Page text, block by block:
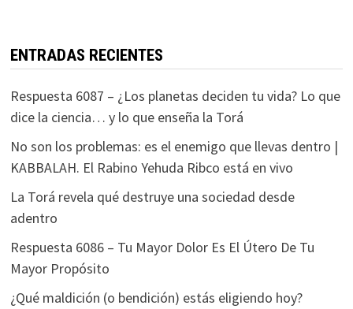
ENTRADAS RECIENTES
Respuesta 6087 – ¿Los planetas deciden tu vida? Lo que
dice la ciencia… y lo que enseña la Torá
No son los problemas: es el enemigo que llevas dentro |
KABBALAH. El Rabino Yehuda Ribco está en vivo
La Torá revela qué destruye una sociedad desde
adentro
Respuesta 6086 – Tu Mayor Dolor Es El Útero De Tu
Mayor Propósito
¿Qué maldición (o bendición) estás eligiendo hoy?